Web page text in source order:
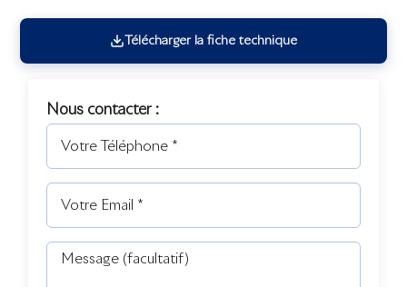
Télécharger la fiche technique
Nous contacter :